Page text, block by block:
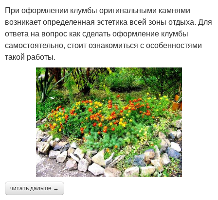
При оформлении клумбы оригинальными камнями
возникает определенная эстетика всей зоны отдыха. Для
ответа на вопрос как сделать оформление клумбы
самостоятельно, стоит ознакомиться с особенностями
такой работы.
читать дальше →